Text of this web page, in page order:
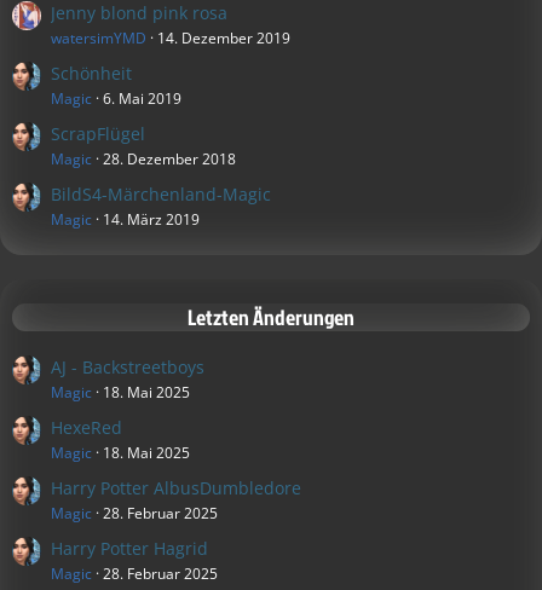
Jenny blond pink rosa
watersimYMD 14. Dezember 2019
Schönheit
Magic 6. Mai 2019
ScrapFlügel
Magic 28. Dezember 2018
BildS4-Märchenland-Magic
Magic 14. März 2019
Letzten Änderungen
AJ - Backstreetboys
Magic 18. Mai 2025
HexeRed
Magic 18. Mai 2025
Harry Potter AlbusDumbledore
Magic 28. Februar 2025
Harry Potter Hagrid
Magic 28. Februar 2025